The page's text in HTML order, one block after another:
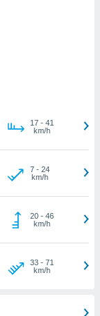
17- 41
km/h
7- 24
km/h
20- 46
km/h
33- 71
km/h